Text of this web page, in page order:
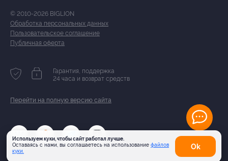
Используем куки, чтобы сайт работал лучше.
Оставаясь с нами, вы соглашаетесь на использование файлов
куки.
Оk
© 2010-2026 BIGLION
Обработка персональных данных
Пользовательское соглашение
Публичная оферта
Гарантия, поддержка
24 часа и возврат средств
Перейти на полную версию сайта